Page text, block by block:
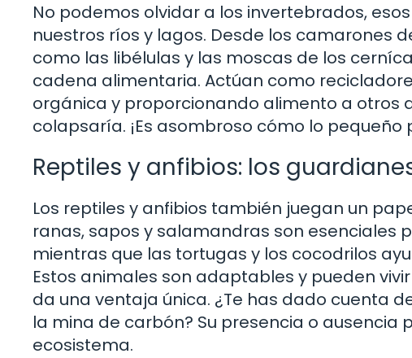
No podemos olvidar a los invertebrados,
nuestros ríos y lagos. Desde los camarones
como las libélulas y las moscas de los
cadena alimentaria. Actúan como
orgánica y proporcionando alimento a otros
colapsaría. ¡Es asombroso cómo lo
Reptiles y anfibios: los
Los reptiles y anfibios también juegan un
ranas, sapos y salamandras son esenciales
mientras que las tortugas y los cocodrilos
Estos animales son adaptables y pueden
da una ventaja única. ¿Te has dado cuenta
la mina de carbón? Su presencia o
ecosistema.